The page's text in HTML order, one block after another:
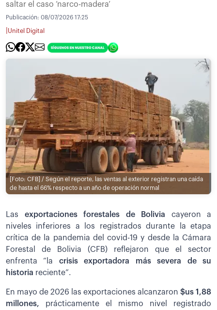
saltar el caso ‘narco-madera’
Publicación: 08/07/2026 17:25
Unitel Digital
[Foto: CFB] / Según el reporte, las ventas al exterior registran una caída
de hasta el 66% respecto a un año de operación normal
Las exportaciones forestales de Bolivia cayeron a
niveles inferiores a los registrados durante la etapa
crítica de la pandemia del covid-19 y desde la Cámara
Forestal de Bolivia (CFB) reflejaron que el sector
enfrenta “la crisis exportadora más severa de su
historia reciente”.
En mayo de 2026 las exportaciones alcanzaron $us 1,88
millones, prácticamente el mismo nivel registrado